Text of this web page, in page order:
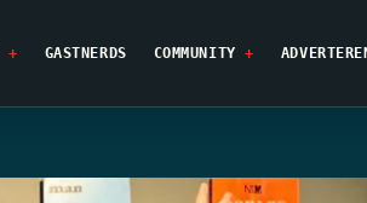
GASTNERDS COMMUNITY